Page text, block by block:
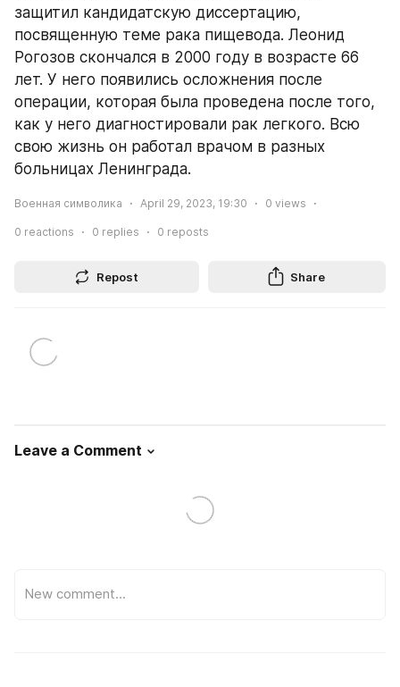
защитил кандидатскую диссертацию,
посвященную теме рака пищевода. Леонид
Рогозов скончался в 2000 году в возрасте 66
лет. У него появились осложнения после
операции, которая была проведена после того,
как у него диагностировали рак легкого. Всю
свою жизнь он работал врачом в разных
больницах Ленинграда.
Военная символика April 29, 2023, 19:30 0 views
0 reactions 0 replies 0 reposts
Repost Share
Leave a Comment